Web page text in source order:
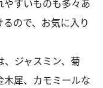
やすいものも多々あ
ので、お気に入り
ジャスミン、菊
犀、カモミールな